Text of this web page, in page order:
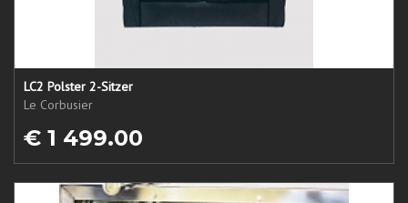
LC2 Polster 2-Sitzer
Le Corbusier
€ 1 499.00